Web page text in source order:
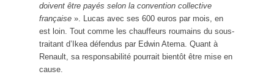
doivent être payés selon la convention collective
française ». Lucas avec ses 600 euros par mois, en
est loin. Tout comme les chauffeurs roumains du sous-
traitant d’Ikea défendus par Edwin Atema. Quant à
Renault, sa responsabilité pourrait bientôt être mise en
cause.